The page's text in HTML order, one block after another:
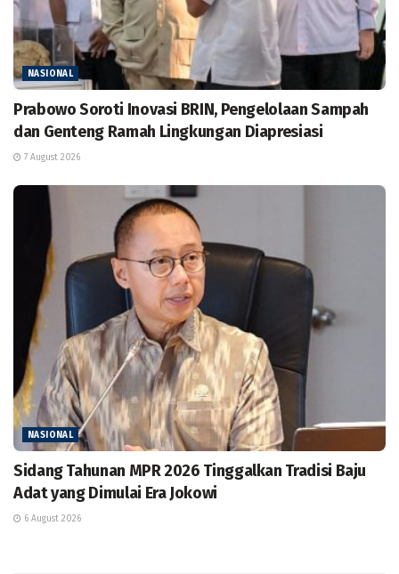
NASIONAL
Prabowo Soroti Inovasi BRIN, Pengelolaan Sampah
dan Genteng Ramah Lingkungan Diapresiasi
7 August 2026
NASIONAL
Sidang Tahunan MPR 2026 Tinggalkan Tradisi Baju
Adat yang Dimulai Era Jokowi
6 August 2026